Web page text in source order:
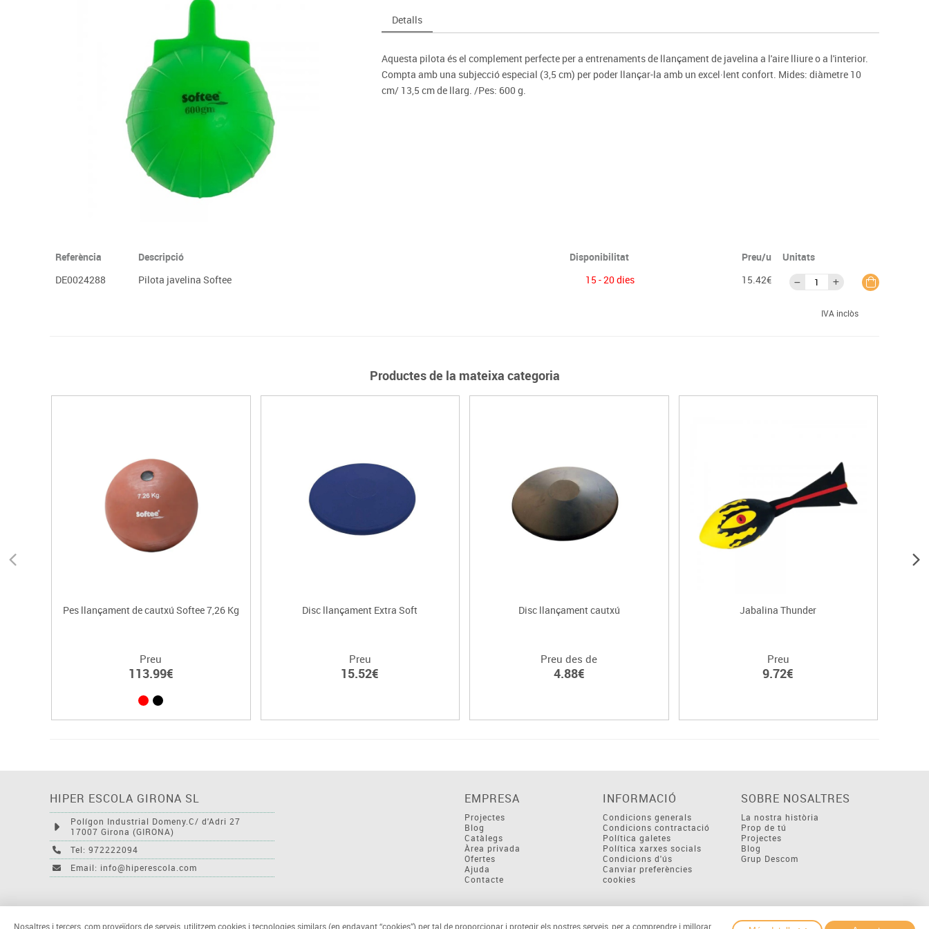
Plastificació, enquadernació i destrucció
Dibuix tècnic i artístic
Material escolar
Construccions
Espais exteriors
Psicomotricitat
Jocs simbòlics
Videoprojecció
Taules escolars, abatibles i polivalents
Penjadors, prestatges i taquilles
Cadires, bancs i tamborets
Entrenament
Foam
Esports raqueta
Gimnàstica rítmica
Detalls
Aquesta pilota és el complement perfecte per a entrenaments de llançament de javelina a l'aire lliure o a l'interior.
Compta amb una subjecció especial (3,5 cm) per poder llançar-la amb un excel·lent confort. Mides: diàmetre 10
cm/ 13,5 cm de llarg. /Pes: 600 g.
Referència Descripció Disponibilitat Preu/u
Unitats
DE0024288
Pilota javelina Softee 15 - 20 dies 15.42€
IVA inclòs
Productes de la mateixa categoria
Pes llançament de cautxú Softee 7,26 Kg
Preu
113.99€
Disc llançament Extra Soft
Preu
15.52€
Disc llançament cautxú
Preu des de
4.88€
Jabalina Thunder
Preu
9.72€
HIPER ESCOLA GIRONA SL
Polígon Industrial Domeny.C/ d'Adri 27
17007 Girona (GIRONA)
Tel: 972222094
Email: info@hiperescola.com
EMPRESA
Projectes
Blog
Catàlegs
Àrea privada
Ofertes
Ajuda
Contacte
INFORMACIÓ
Condicions generals
Condicions contractació
Política galetes
Política xarxes socials
Condicions d'ús
Canviar preferències
cookies
SOBRE NOSALTRES
La nostra història
Prop de tú
Projectes
Blog
Grup Descom
Nosaltres i tercers, com proveïdors de serveis, utilitzem cookies i tecnologies similars (en endavant “cookies”) per tal de proporcionar i protegir els nostres serveis, per a comprendre i millorar